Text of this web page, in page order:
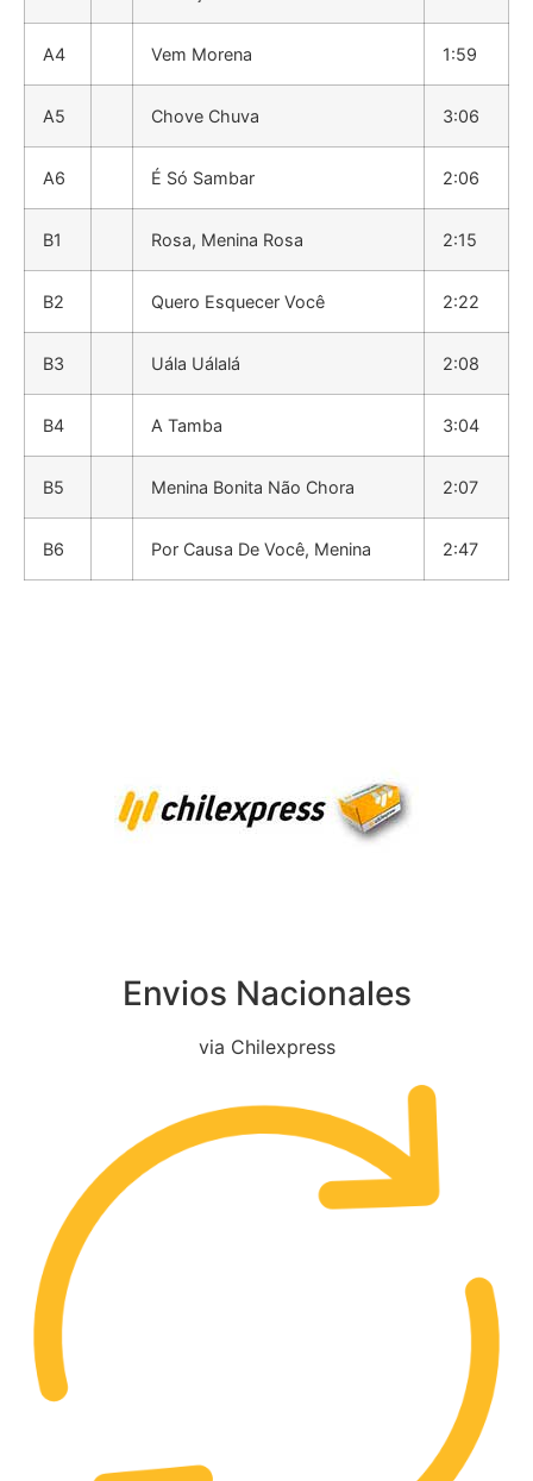
A4 Vem Morena 1:59
A5 Chove Chuva 3:06
A6 É Só Sambar 2:06
B1 Rosa, Menina Rosa 2:15
B2 Quero Esquecer Você 2:22
B3 Uála Uálalá 2:08
B4 A Tamba 3:04
B5 Menina Bonita Não Chora 2:07
B6 Por Causa De Você, Menina 2:47
Envios Nacionales
via Chilexpress